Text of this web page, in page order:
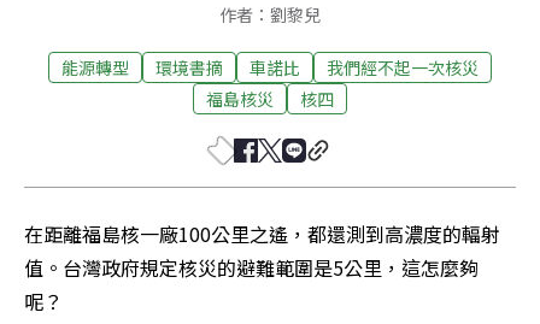
作者：劉黎兒
能源轉型 環境書摘 車諾比
我們經不起一次核災
福島核災
核四
在距離福島核一廠100公里之遙，都還測到高濃度的輻射
值。台灣政府規定核災的避難範圍是5公里，這怎麼夠
呢？